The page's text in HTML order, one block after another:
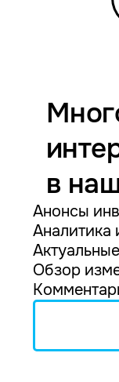
в
Анонсы
Аналитика
Обзор